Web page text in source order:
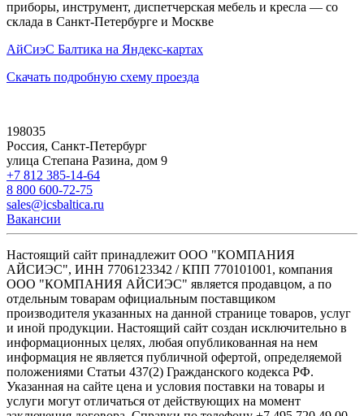
приборы, инструмент, диспетчерская мебель и кресла — со
склада в Санкт-Петербурге и Москве
АйСиэС Балтика на Яндекс-картах
Скачать подробную схему проезда
198035
Россия, Санкт-Петербург
улица Степана Разина, дом 9
+7 812 385-14-64
8 800 600-72-75
sales@icsbaltica.ru
Вакансии
Настоящий сайт принадлежит ООО "КОМПАНИЯ
АЙСИЭС", ИНН 7706123342 / КПП 770101001, компания
ООО "КОМПАНИЯ АЙСИЭС" является продавцом, а по
отдельным товарам официальным поставщиком
производителя указанных на данной странице товаров, услуг
и иной продукции. Настоящий сайт создан исключительно в
информационных целях, любая опубликованная на нем
информация не является публичной офертой, определяемой
положениями Статьи 437(2) Гражданского кодекса РФ.
Указанная на сайте цена и условия поставки на товары и
услуги могут отличаться от действующих на момент